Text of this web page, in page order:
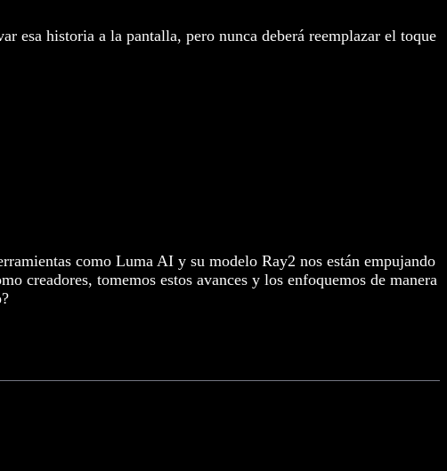
esa historia a la pantalla, pero nunca deberá reemplazar el toque
como Luma AI y su modelo Ray2 nos están empujando
creadores, tomemos estos avances y los enfoquemos de manera